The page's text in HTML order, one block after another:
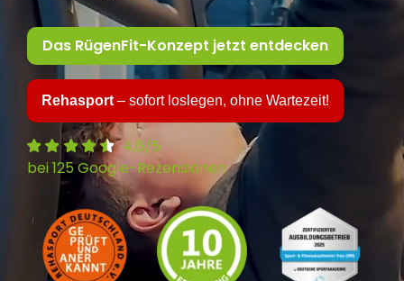
Das RügenFit-Konzept jetzt entdecken
Rehasport – sofort loslegen, ohne Wartezeit!
4,6/5
bei 125 Google-Rezensionen